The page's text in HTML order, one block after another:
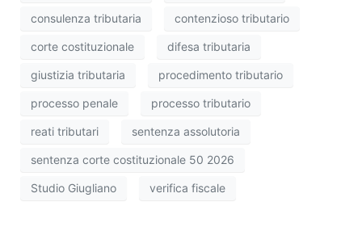
consulenza tributaria contenzioso tributario
corte costituzionale difesa tributaria
giustizia tributaria procedimento tributario
processo penale processo tributario
reati tributari sentenza assolutoria
sentenza corte costituzionale 50 2026
Studio Giugliano verifica fiscale